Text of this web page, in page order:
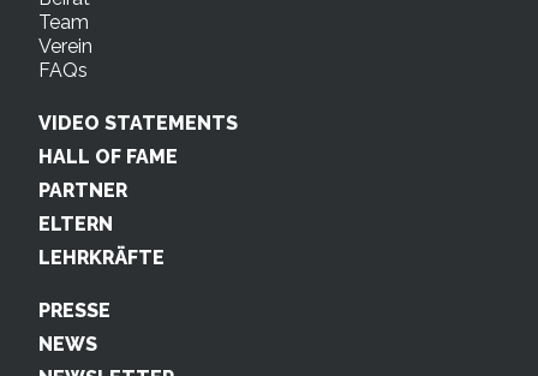
Team
Verein
FAQs
VIDEO STATEMENTS
HALL OF FAME
PARTNER
ELTERN
LEHRKRÄFTE
PRESSE
NEWS